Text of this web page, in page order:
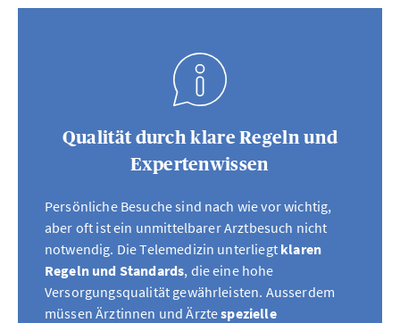
Qualität durch klare Regeln und
Expertenwissen
Persönliche Besuche sind nach wie vor wichtig,
aber oft ist ein unmittelbarer Arztbesuch nicht
notwendig. Die Telemedizin unterliegt klaren
Regeln und Standards, die eine hohe
Versorgungsqualität gewährleisten. Ausserdem
müssen Ärztinnen und Ärztespezielle